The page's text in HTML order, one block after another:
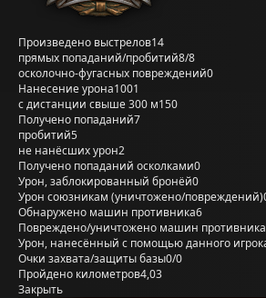
Произведено выстрелов14
прямых попаданий/пробитий8/8
осколочно-фугасных повреждений0
Нанесение урона1001
с дистанции свыше 300 м150
Получено попаданий7
пробитий5
не нанёсших урон2
Получено попаданий осколками0
Урон, заблокированный бронёй0
Урон союзникам (уничтожено/повреждений)
Обнаружено машин противника6
Повреждено/уничтожено машин противника
Урон, нанесённый с помощью данного
Очки захвата/защиты базы0/0
Пройдено километров4,03
Закрыть